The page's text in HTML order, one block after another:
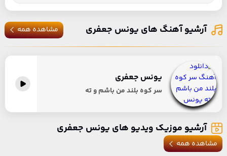
آرشیو آهنگ های یونس جعفری مشاهده همه
یونس جعفری
سر کوه بلند من باشم و ته
آرشیو موزیک ویدیو های یونس جعفری
مشاهده همه